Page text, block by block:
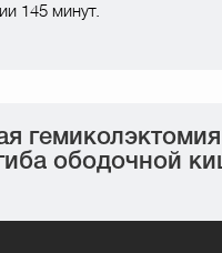
145 минут.
ободочной